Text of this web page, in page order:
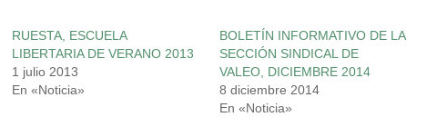
RUESTA, ESCUELA
LIBERTARIA DE VERANO 2013
1 julio 2013
En «Noticia»
BOLETÍN INFORMATIVO DE LA
SECCIÓN SINDICAL DE
VALEO, DICIEMBRE 2014
8 diciembre 2014
En «Noticia»